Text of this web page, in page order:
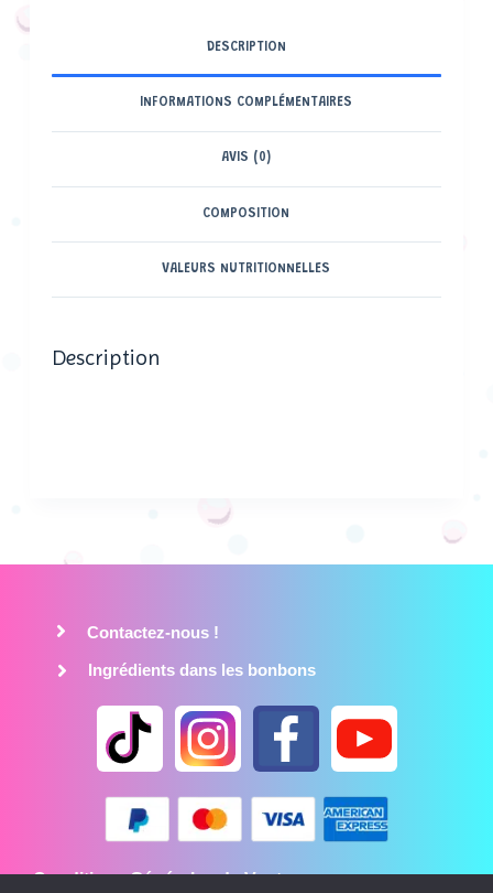
DESCRIPTION
INFORMATIONS COMPLÉMENTAIRES
AVIS (0)
COMPOSITION
VALEURS NUTRITIONNELLES
Description
Contactez-nous !
Ingrédients dans les bonbons
Conditions Générales de Vente